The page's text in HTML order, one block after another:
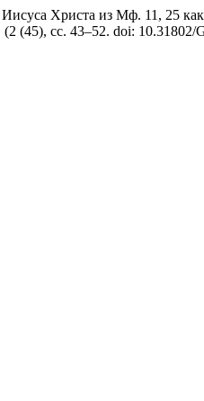
Христа из Мф. 11, 25 как
(2 (45), сс. 43–52. doi: 10.31802/